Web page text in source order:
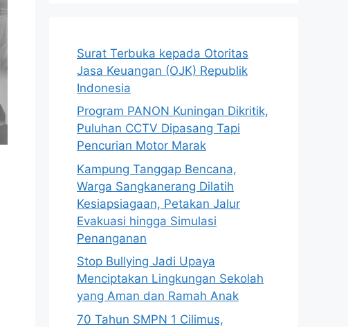
Surat Terbuka kepada Otoritas
Jasa Keuangan (OJK) Republik
Indonesia
Program PANON Kuningan Dikritik,
Puluhan CCTV Dipasang Tapi
Pencurian Motor Marak
Kampung Tanggap Bencana,
Warga Sangkanerang Dilatih
Kesiapsiagaan, Petakan Jalur
Evakuasi hingga Simulasi
Penanganan
Stop Bullying Jadi Upaya
Menciptakan Lingkungan Sekolah
yang Aman dan Ramah Anak
70 Tahun SMPN 1 Cilimus,